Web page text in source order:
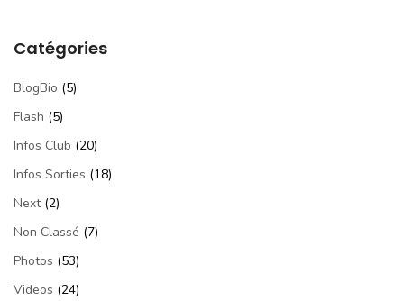
Catégories
BlogBio (5)
Flash (5)
Infos Club (20)
Infos Sorties (18)
Next(2)
Non Classé (7)
Photos (53)
Videos (24)